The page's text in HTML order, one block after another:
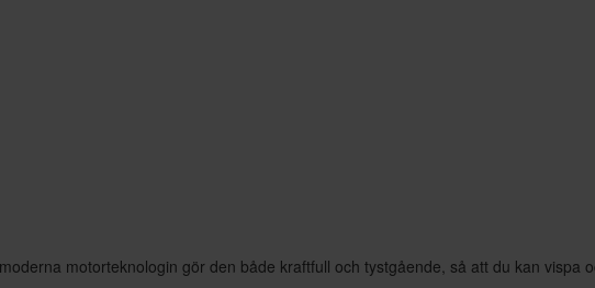
motorteknologin gör den både kraftfull och tystgående, så att du kan vispa